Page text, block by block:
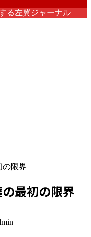
る左翼ジャーナル
限界
最初の限界